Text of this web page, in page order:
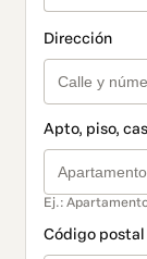
Dirección
Apto, piso,
Ej.:
Código postal